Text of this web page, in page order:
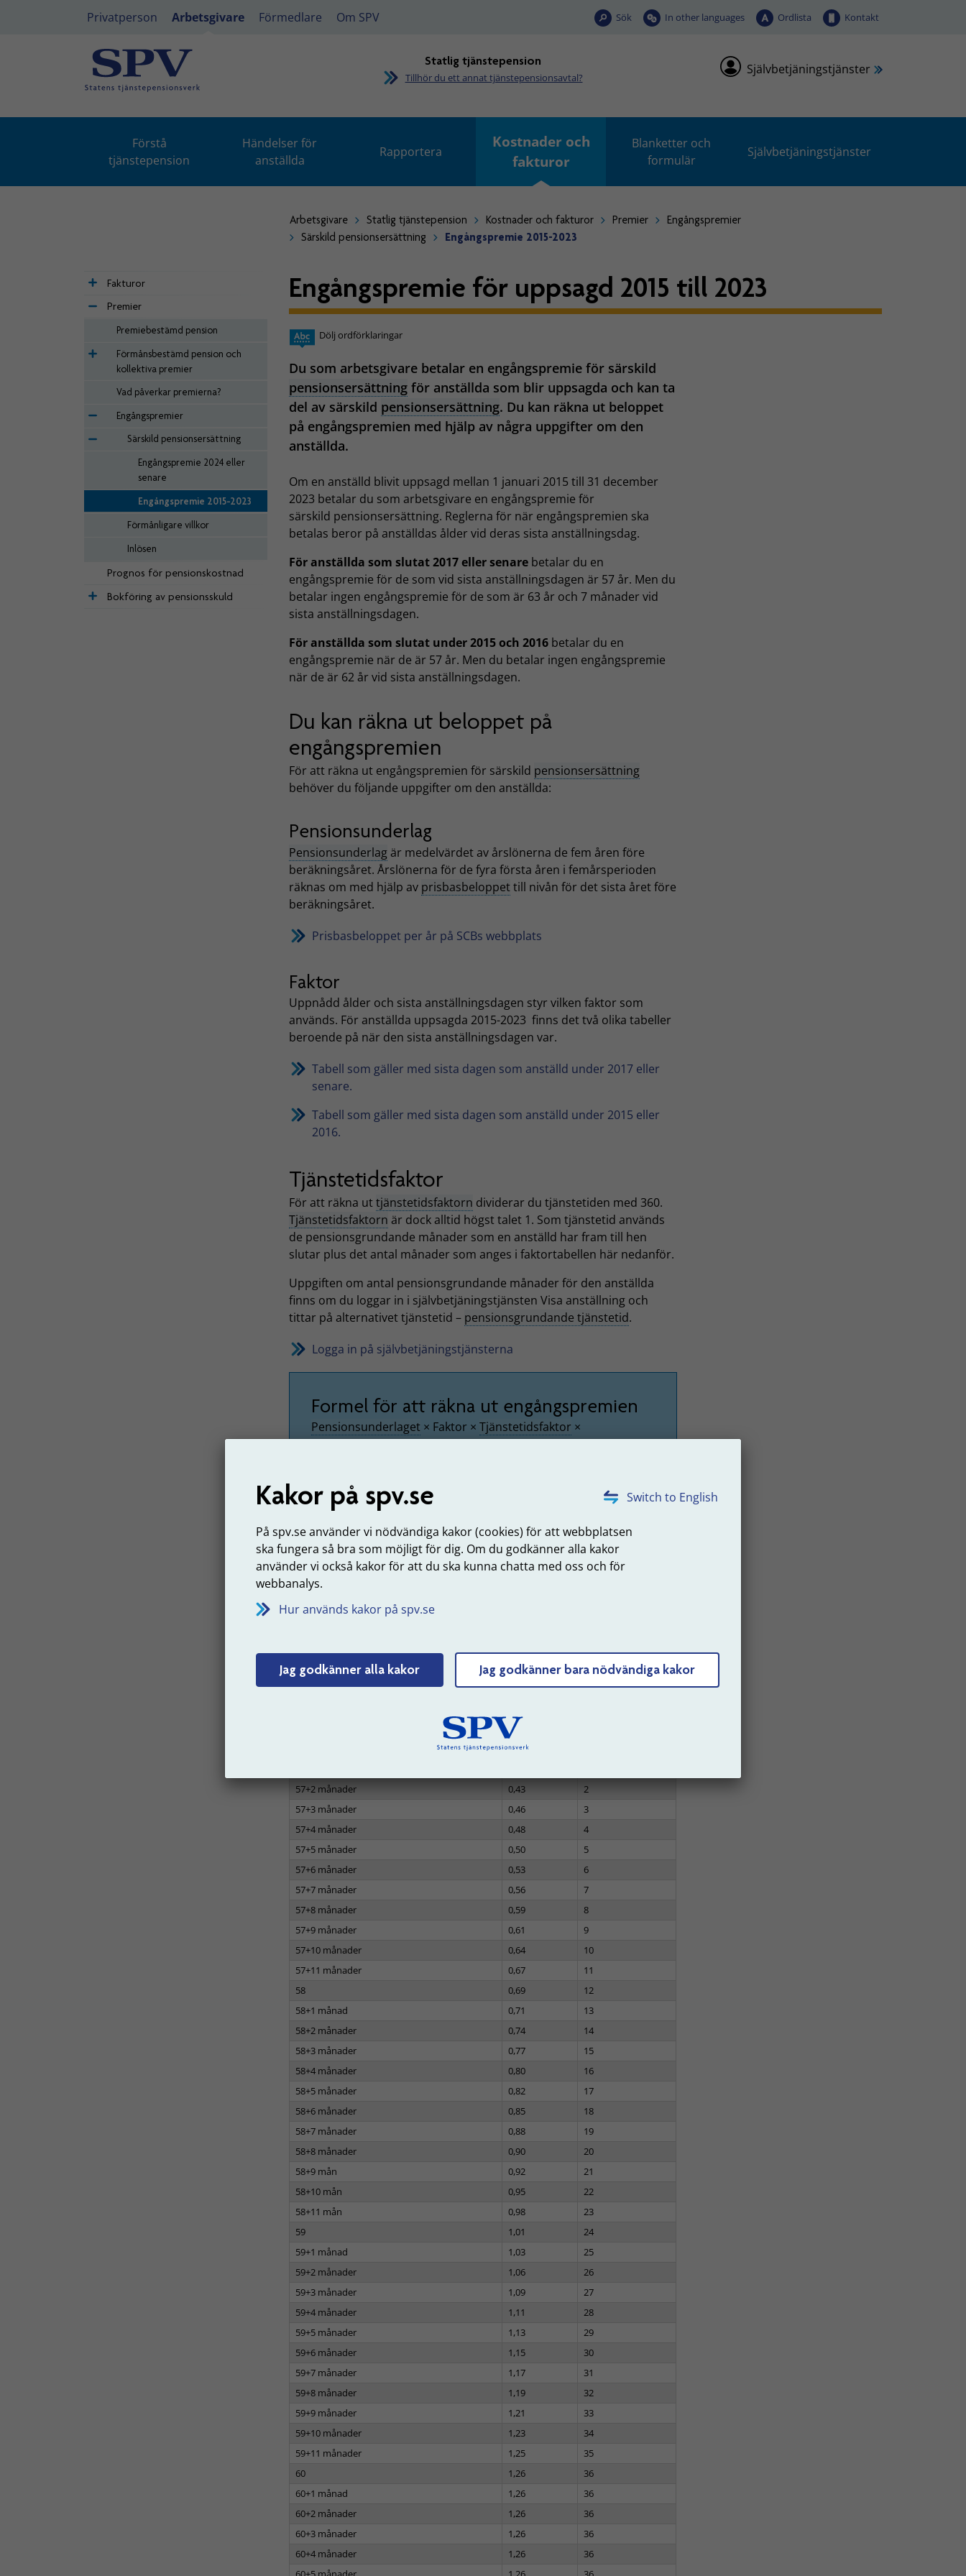
Switch to English
Kakor på spv.se
På spv.se använder vi nödvändiga kakor (cookies) för att webbplatsen
ska fungera så bra som möjligt för dig. Om du godkänner alla kakor
använder vi också kakor för att du ska kunna chatta med oss och för
webbanalys.
Hur används kakor på spv.se
Jag godkänner alla kakor Jag godkänner bara nödvändiga kakor
Privatperson Arbetsgivare Förmedlare Om SPV Sök In other languages Ordlista Kontakt
Statlig tjänstepension
Tillhör du ett annat tjänstepensionsavtal?
Självbetjäningstjänster
Förstå
tjänstepension
Händelser för
anställda
Rapportera
Kostnader och
fakturor
Blanketter och
formulär
Självbetjäningstjänster
Arbetsgivare Statlig tjänstepension Kostnader och fakturor Premier
Engångspremier
Särskild pensionsersättning
Engångspremie 2015-2023
Fakturor
Premier
Premiebestämd pension
Förmånsbestämd pension och
kollektiva premier
Vad påverkar premierna?
Engångspremier
Särskild pensionsersättning
Engångspremie 2024 eller
senare
Engångspremie 2015-2023
Förmånligare villkor
Inlösen
Prognos för pensionskostnad
Bokföring av pensionsskuld
Engångspremie för uppsagd 2015 till 2023
Dölj ordförklaringar
Du som arbetsgivare betalar en engångspremie för särskild
pensionsersättning för anställda som blir uppsagda och kan ta
del av särskild pensionsersättning. Du kan räkna ut beloppet
på engångspremien med hjälp av några uppgifter om den
anställda.
Om en anställd blivit uppsagd mellan 1 januari 2015 till 31 december
2023 betalar du som arbetsgivare en engångspremie för
särskild pensionsersättning. Reglerna för när engångspremien ska
betalas beror på anställdas ålder vid deras sista anställningsdag.
För anställda som slutat 2017 eller senare betalar du en
engångspremie för de som vid sista anställningsdagen är 57 år. Men du
betalar ingen engångspremie för de som är 63 år och 7 månader vid
sista anställningsdagen.
För anställda som slutat under 2015 och 2016 betalar du en
engångspremie när de är 57 år. Men du betalar ingen engångspremie
när de är 62 år vid sista anställningsdagen.
Du kan räkna ut beloppet på
engångspremien
För att räkna ut engångspremien för särskild pensionsersättning
behöver du följande uppgifter om den anställda:
Pensionsunderlag
Pensionsunderlagär medelvärdet av årslönerna de fem åren före
beräkningsåret. Årslönerna för de fyra första åren i femårsperioden
räknas om med hjälp av prisbasbeloppettill nivån för det sista året före
beräkningsåret.
Prisbasbeloppet per år på SCBs webbplats
Faktor
Uppnådd ålder och sista anställningsdagen styr vilken faktor som
används. För anställda uppsagda 2015-2023 finns det två olika tabeller
beroende på när den sista anställningsdagen var.
Tabell som gäller med sista dagen som anställd under 2017 eller
senare.
Tabell som gäller med sista dagen som anställd under 2015 eller
2016.
Tjänstetidsfaktor
För att räkna uttjänstetidsfaktorn dividerar du tjänstetiden med 360.
Tjänstetidsfaktorn är dock alltid högst talet 1. Som tjänstetid används
de pensionsgrundande månader som en anställd har fram till hen
slutar plus det antal månader som anges i faktortabellen här nedanför.
Uppgiften om antal pensionsgrundande månader för den anställda
finns om du loggar in i självbetjäningstjänsten Visa anställning och
tittar på alternativet tjänstetid – pensionsgrundande tjänstetid.
Logga in på självbetjäningstjänsterna
Formel för att räkna ut engångspremien
Pensionsunderlaget × Faktor × Tjänstetidsfaktor ×
Konsolideringsfaktor
Räkna också med särskild löneskatt
Är du som arbetsgivare statlig myndighet betalar du löneskatt på 24,26
procent vid fakturering av engångspremien. Är du som arbetsgivare
inte en statlig myndighet ansvarar du själv för att betala särskild
löneskatt på pensionskostnaden direkt till Skatteverket.
anställd 2017 eller senare
Tabell som visar den anställdas ålder, faktor och månader för
Faktor
0,38
57+2 månader
0,43
2
57+3 månader
0,46
3
57+4 månader
0,48
4
57+5 månader
0,50
5
57+6 månader
0,53
6
57+7 månader
0,56
7
57+8 månader
0,59
8
57+9 månader
0,61
9
57+10 månader
0,64
10
57+11 månader
0,67
11
58
0,69
12
58+1 månad
0,71
13
58+2 månader
0,74
14
58+3 månader
0,77
15
58+4 månader
0,80
16
58+5 månader
0,82
17
58+6 månader
0,85
18
58+7 månader
0,88
19
58+8 månader
0,90
20
58+9 mån
0,92
21
58+10 mån
0,95
22
58+11 mån
0,98
23
59
1,01
24
59+1 månad
1,03
25
59+2 månader
1,06
26
59+3 månader
1,09
27
59+4 månader
1,11
28
59+5 månader
1,13
29
59+6 månader
1,15
30
59+7 månader
1,17
31
59+8 månader
1,19
32
59+9 månader
1,21
33
59+10 månader
1,23
34
59+11 månader
1,25
35
60
1,26
36
60+1 månad
1,26
36
60+2 månader
1,26
36
60+3 månader
1,26
36
60+4 månader
1,26
36